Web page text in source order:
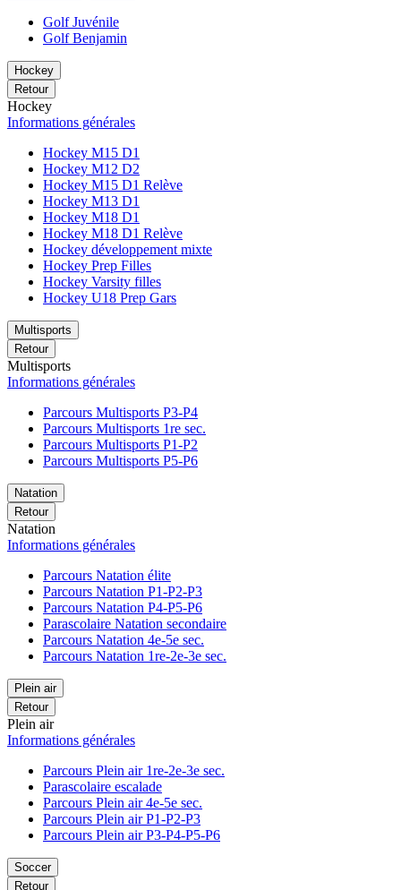
Golf Juvénile
Golf Benjamin
Hockey
Retour
Hockey
Informations générales
Hockey M15 D1
Hockey M12 D2
Hockey M15 D1 Relève
Hockey M13 D1
Hockey M18 D1
Hockey M18 D1 Relève
Hockey développement mixte
Hockey Prep Filles
Hockey Varsity filles
Hockey U18 Prep Gars
Multisports
Retour
Multisports
Informations générales
Parcours Multisports P3-P4
Parcours Multisports 1re sec.
Parcours Multisports P1-P2
Parcours Multisports P5-P6
Natation
Retour
Natation
Informations générales
Parcours Natation élite
Parcours Natation P1-P2-P3
Parcours Natation P4-P5-P6
Parascolaire Natation secondaire
Parcours Natation 4e-5e sec.
Parcours Natation 1re-2e-3e sec.
Plein air
Retour
Plein air
Informations générales
Parcours Plein air 1re-2e-3e sec.
Parascolaire escalade
Parcours Plein air 4e-5e sec.
Parcours Plein air P1-P2-P3
Parcours Plein air P3-P4-P5-P6
Soccer
Retour